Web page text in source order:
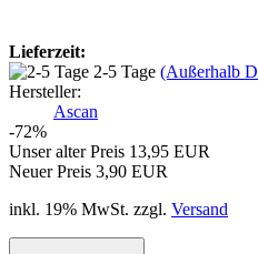
Lieferzeit:
2-5 Tage (Außerhalb
Hersteller:
Ascan
-72%
Unser alter Preis 13,95 EUR
Neuer Preis 3,90 EUR
inkl. 19% MwSt. zzgl. Versand